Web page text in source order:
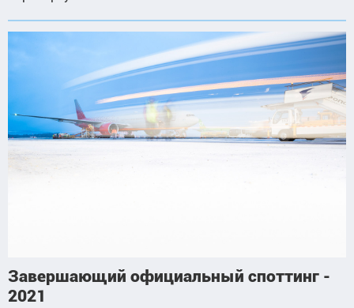
Завершающий официальный споттинг -
2021